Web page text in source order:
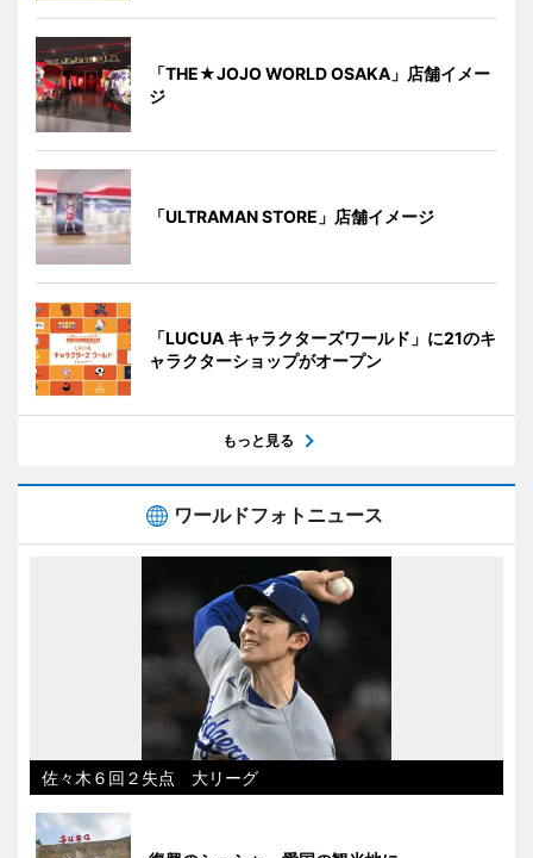
「THE★JOJO WORLD OSAKA」店舗イメー
ジ
「ULTRAMAN STORE」店舗イメージ
「LUCUA キャラクターズワールド」に21のキ
ャラクターショップがオープン
もっと見る
ワールドフォトニュース
佐々木６回２失点 大リーグ